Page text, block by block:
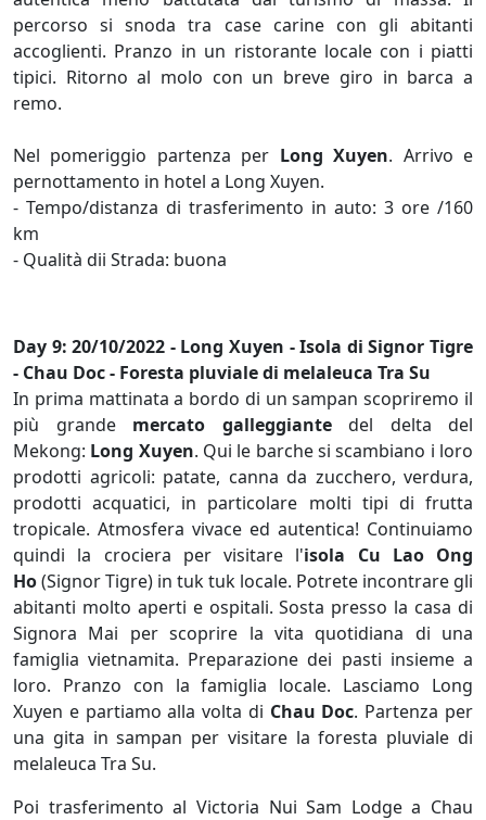
percorso si snoda tra case carine con gli abitanti
accoglienti. Pranzo in un ristorante locale con i piatti
tipici. Ritorno al molo con un breve giro in barca a
remo.
Nel pomeriggio partenza per Long Xuyen. Arrivo e
pernottamento in hotel a Long Xuyen.
- Tempo/distanza di trasferimento in auto: 3 ore /160
km
- Qualità dii Strada: buona
Day 9: 20/10/2022 - Long Xuyen - Isola di Signor Tigre
- Chau Doc - Foresta pluviale di melaleuca Tra Su
In prima mattinata a bordo di un sampan scopriremo il
più grande mercato galleggiantedel delta del
Mekong: Long Xuyen. Qui le barche si scambiano i loro
prodotti agricoli: patate, canna da zucchero, verdura,
prodotti acquatici, in particolare molti tipi di frutta
tropicale. Atmosfera vivace ed autentica! Continuiamo
quindi la crociera per visitare l'isola Cu Lao Ong
Ho(Signor Tigre) in tuk tuk locale. Potrete incontrare gli
abitanti molto aperti e ospitali. Sosta presso la casa di
Signora Mai per scoprire la vita quotidiana di una
famiglia vietnamita. Preparazione dei pasti insieme a
loro. Pranzo con la famiglia locale. Lasciamo Long
Xuyen e partiamo alla volta di Chau Doc. Partenza per
una gita in sampan per visitare la foresta pluviale di
melaleuca Tra Su.
Poi trasferimento al Victoria Nui Sam Lodge a Chau